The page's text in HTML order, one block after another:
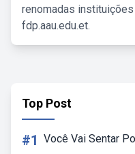
renomadas
fdp.aau.edu.et.
Top Post
#1 Você Vai Sentar